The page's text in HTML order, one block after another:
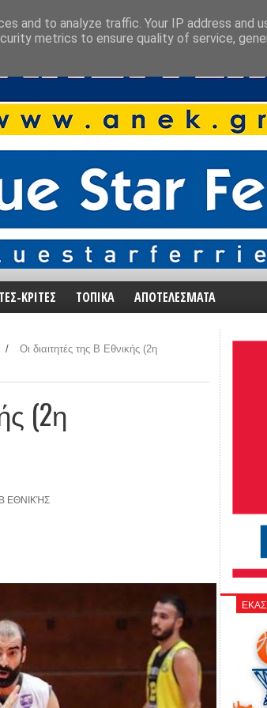
ΚΡΙΤΕΣ ΤΟΠΙΚΑ ΑΠΟΤΕΛΕΣΜΑΤΑ
/
Οι διαιτητές της Β Εθνικής (2η
(2η
ΕΘΝΙΚΉΣ
and to analyze traffic. Your IP address and
metrics to ensure quality of service,